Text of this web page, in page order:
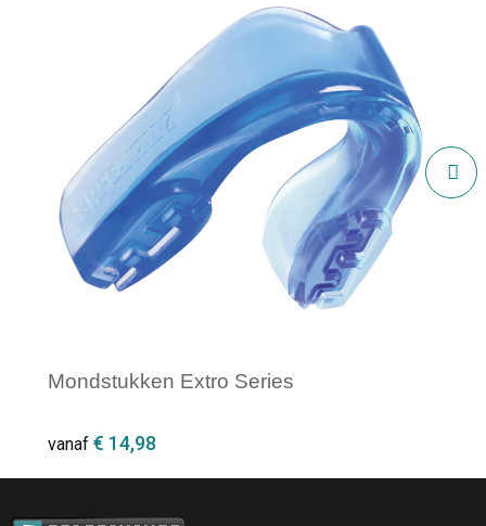
Mondstukken Extro Series
vanaf € 14,98